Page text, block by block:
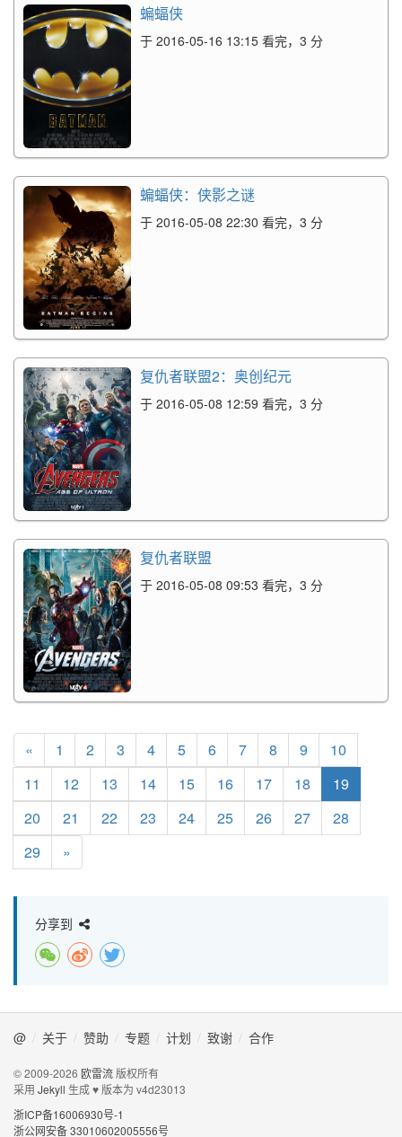
蝙蝠侠
于 2016-05-16 13:15 看完，3 分
蝙蝠侠：侠影之谜
于 2016-05-08 22:30 看完，3 分
复仇者联盟2：奥创纪元
于 2016-05-08 12:59 看完，3 分
复仇者联盟
于 2016-05-08 09:53 看完，3 分
« 1 2 3 4 5 6 7 8 9
10
11
12 13 14 15 16 17 18
19
20
21 22 23 24 25 26 27
28
29
»
分享到
@ 关于 赞助 专题 计划 致谢 合作
© 2009-2026 欧雷流版权所有
采用 Jekyll 生成 ♥ 版本为 v4d23013
浙ICP备16006930号-1
浙公网安备 33010602005556号